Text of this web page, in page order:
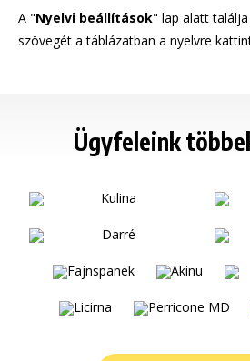
A "Nyelvi beállítások" lap alatt
szövegét a táblázatban a nyelvre
Ügyfeleink